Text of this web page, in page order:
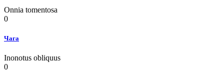
Onnia tomentosa
0
Чага
Inonotus obliquus
0